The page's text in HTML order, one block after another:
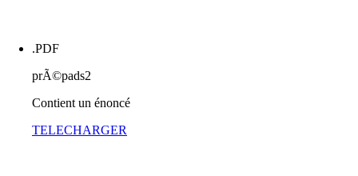
.PDF
prÃ©pads2
Contient un énoncé
TELECHARGER